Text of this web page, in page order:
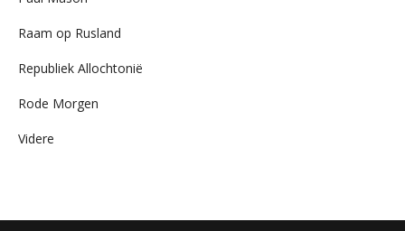
Raam op Rusland
Republiek Allochtonië
Rode Morgen
Videre